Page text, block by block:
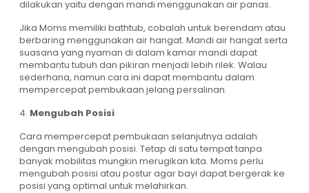
dilakukan yaitu dengan mandi menggunakan air panas.
Jika Moms memiliki bathtub, cobalah untuk berendam atau
berbaring menggunakan air hangat. Mandi air hangat serta
suasana yang nyaman di dalam kamar mandi dapat
membantu tubuh dan pikiran menjadi lebih rilek. Walau
sederhana, namun cara ini dapat membantu dalam
mempercepat pembukaan jelang persalinan.
4. Mengubah Posisi
Cara mempercepat pembukaan selanjutnya adalah
dengan mengubah posisi. Tetap di satu tempat tanpa
banyak mobilitas mungkin merugikan kita. Moms perlu
mengubah posisi atau postur agar bayi dapat bergerak ke
posisi yang optimal untuk melahirkan.